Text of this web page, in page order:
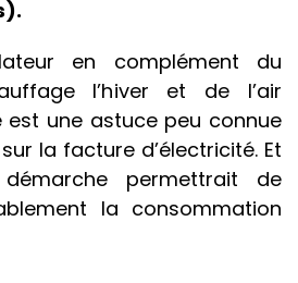
en complément du
l’hiver et de l’air
est une astuce peu connue
la facture d’électricité. Et
permettrait de
la consommation